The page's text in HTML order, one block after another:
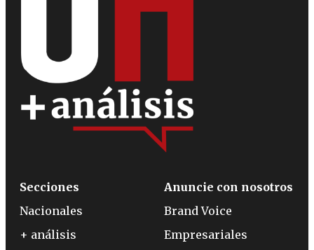
Secciones
Nacionales
+ análisis
Anuncie con nosotros
Brand Voice
Empresariales